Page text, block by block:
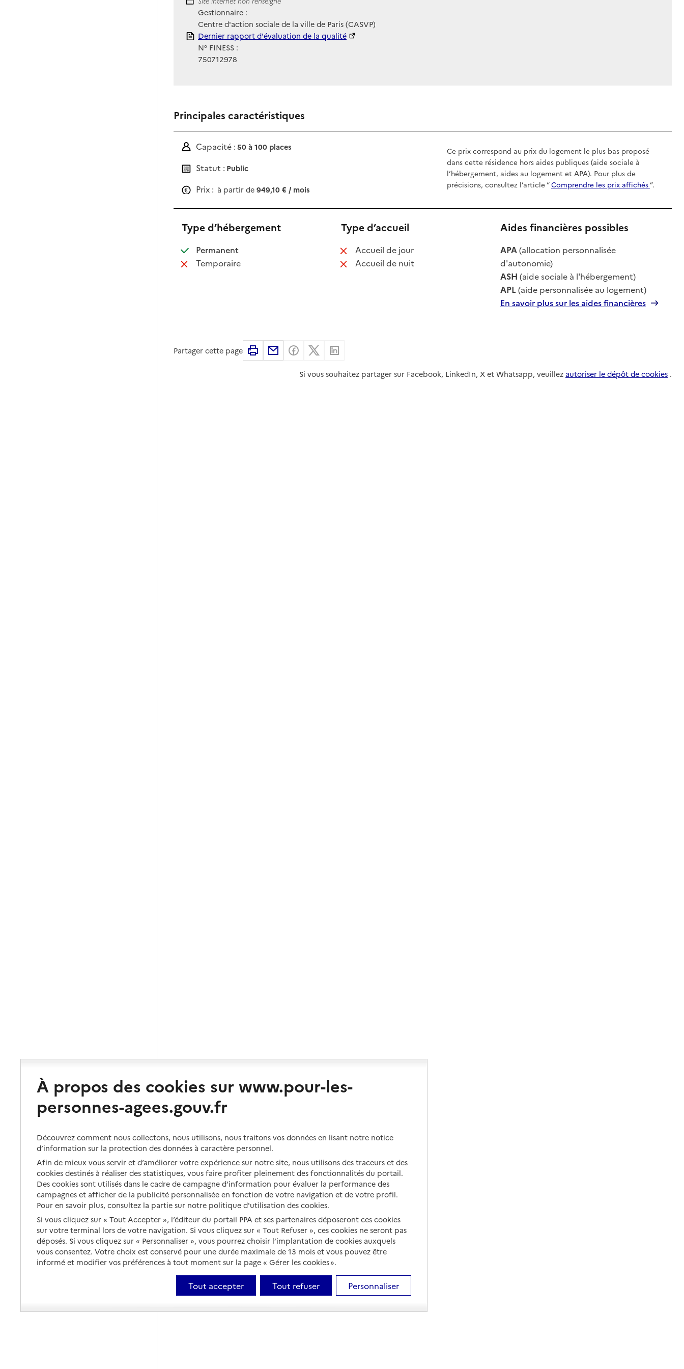
Gestionnaire :
Centre d'action sociale de la ville de Paris (CASVP)
Rapport HAS
Dernier rapport d'évaluation de la qualité
N° FINESS :
750712978
Principales caractéristiques
Capacité : 50 à 100 places
Statut : Public
Prix : à partir de 949,10 € / mois
Ce prix correspond au prix du logement le plus bas proposé
dans cette résidence hors aides publiques (aide sociale à
l’hébergement, aides au logement et APA). Pour plus de
précisions, consultez l’article “Comprendre les prix affichés”.
Type d’hébergement
Permanent: disponible
Temporaire: non disponible
Type d’accueil
Accueil de jour: non disponible
Accueil de nuit: non disponible
Aides financières possibles
APA(allocation personnalisée
d'autonomie)
ASH (aide sociale à l'hébergement)
APL(aide personnalisée au logement)
En savoir plus sur les aides financières
Partager cette page ImprimerPartager par email
Partager sur Facebook
Partager sur X
Si vous souhaitez partager sur Facebook, LinkedIn, X et Whatsapp, veuillez autoriser le dépôt de cookies .
À propos des cookies sur www.pour-les-
personnes-agees.gouv.fr
Découvrez comment nous collectons, nous utilisons, nous traitons vos données en lisant notre notice
d’information sur la protection des données à caractère personnel.
Afin de mieux vous servir et d’améliorer votre expérience sur notre site, nous utilisons des traceurs et des
cookies destinés à réaliser des statistiques, vous faire profiter pleinement des fonctionnalités du portail.
Des cookies sont utilisés dans le cadre de campagne d’information pour évaluer la performance des
campagnes et afficher de la publicité personnalisée en fonction de votre navigation et de votre profil.
Pour en savoir plus, consultez la partie sur notre politique d'utilisation des cookies.
Si vous cliquez sur « Tout Accepter », l’éditeur du portail PPA et ses partenaires déposeront ces cookies
sur votre terminal lors de votre navigation. Si vous cliquez sur « Tout Refuser », ces cookies ne seront pas
déposés. Si vous cliquez sur « Personnaliser », vous pourrez choisir l’implantation de cookies auxquels
vous consentez. Votre choix est conservé pour une durée maximale de 13 mois et vous pouvez être
informé et modifier vos préférences à tout moment sur la page « Gérer les cookies ».
Tout accepter Tout refuser Personnaliser